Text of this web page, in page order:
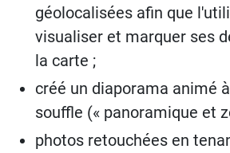
géolocalisées afin que
visualiser et marquer ses
la carte ;
créé un diaporama animé
souffle (« panoramique et
photos retouchées en